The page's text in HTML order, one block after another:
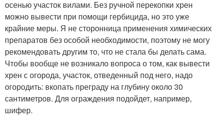
осенью участок вилами. Без ручной перекопки хрен
можно вывести при помощи гербицида, но это уже
крайние меры. Я не сторонница применения химических
препаратов без особой необходимости, поэтому не могу
рекомендовать другим то, что не стала бы делать сама.
Чтобы вообще не возникало вопроса о том, как вывести
хрен с огорода, участок, отведенный под него, надо
огородить: вкопать преграду на глубину около 30
сантиметров. Для ограждения подойдет, например,
шифер.